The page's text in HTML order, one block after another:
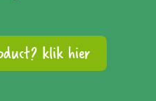
klik hier